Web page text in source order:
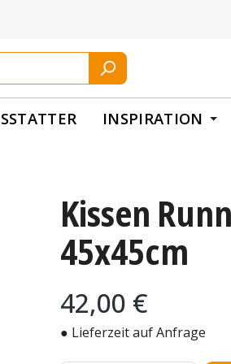
INSPIRATION
Kissen
45x45cm
Regulärer Preis:
42,00 €
● Lieferzeit auf Anfrage